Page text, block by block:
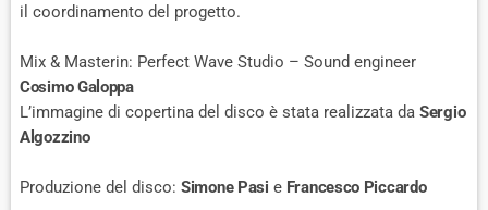
il coordinamento del progetto.
Mix & Masterin: Perfect Wave Studio – Sound engineer
Cosimo Galoppa
L’immagine di copertina del disco è stata realizzata da Sergio
Algozzino
Produzione del disco: Simone Pasi e Francesco Piccardo